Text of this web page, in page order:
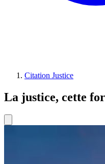
Citation Justice
La justice, cette